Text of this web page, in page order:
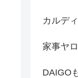
カルディ
家事ヤ
DAIGO